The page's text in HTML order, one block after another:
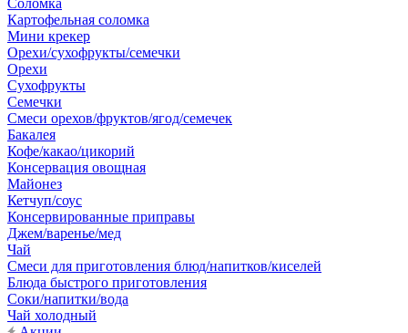
Соломка
Картофельная соломка
Мини крекер
Орехи/сухофрукты/семечки
Орехи
Сухофрукты
Семечки
Смеси орехов/фруктов/ягод/семечек
Бакалея
Кофе/какао/цикорий
Консервация овощная
Майонез
Кетчуп/соус
Консервированные приправы
Джем/варенье/мед
Чай
Смеси для приготовления блюд/напитков/киселей
Блюда быстрого приготовления
Соки/напитки/вода
Чай холодный